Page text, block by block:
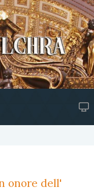
onore dell'